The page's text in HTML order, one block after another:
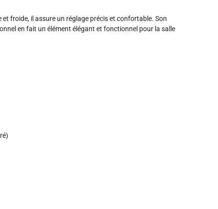
froide, il assure un réglage précis et confortable. Son
en fait un élément élégant et fonctionnel pour la salle